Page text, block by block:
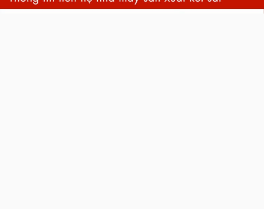
back